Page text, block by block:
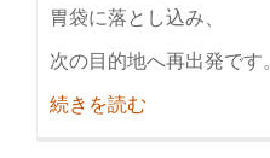
胃袋に落とし込み、
次の目的地へ再出発です。
続きを読む